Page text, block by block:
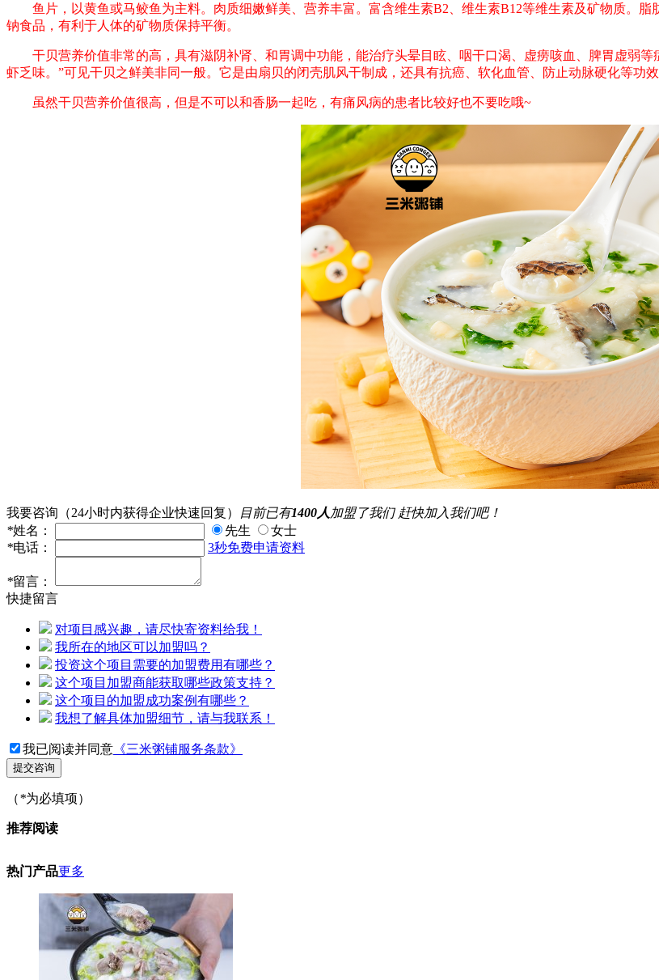
鱼片，以黄鱼或马鲛鱼为主料。肉质细嫩鲜美、营养丰富。富含维生素B2、维生素B12等维生素及矿物质。脂
钠食品，有利于人体的矿物质保持平衡。
干贝营养价值非常的高，具有滋阴补肾、和胃调中功能，能治疗头晕目眩、咽干口渴、虚痨咳血、脾胃虚弱等
虾乏味。”可见干贝之鲜美非同一般。它是由扇贝的闭壳肌风干制成，还具有抗癌、软化血管、防止动脉硬化等功效
虽然干贝营养价值很高，但是不可以和香肠一起吃，有痛风病的患者比较好也不要吃哦~
我要咨询 （24小时内获得企业快速回复） 目前已有1400人 加盟了我们 赶快加入我们吧！
*姓名： 先生
女士
*电话： 3秒免费申请资料
*留言：
快捷留言
对项目感兴趣，请尽快寄资料给我！
我所在的地区可以加盟吗？
投资这个项目需要的加盟费用有哪些？
这个项目加盟商能获取哪些政策支持？
这个项目的加盟成功案例有哪些？
我想了解具体加盟细节，请与我联系！
我已阅读并同意 《三米粥铺服务条款》
提交咨询
（*为必填项）
推荐阅读
热门产品更多